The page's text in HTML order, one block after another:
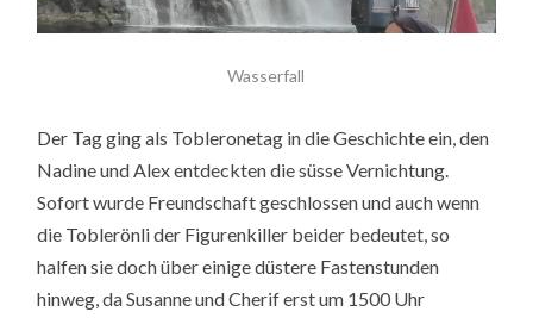
Wasserfall
Der Tag ging als Tobleronetag in die Geschichte ein, den
Nadine und Alex entdeckten die süsse Vernichtung.
Sofort wurde Freundschaft geschlossen und auch wenn
die Toblerönli der Figurenkiller beider bedeutet, so
halfen sie doch über einige düstere Fastenstunden
hinweg, da Susanne und Cherif erst um 1500 Uhr